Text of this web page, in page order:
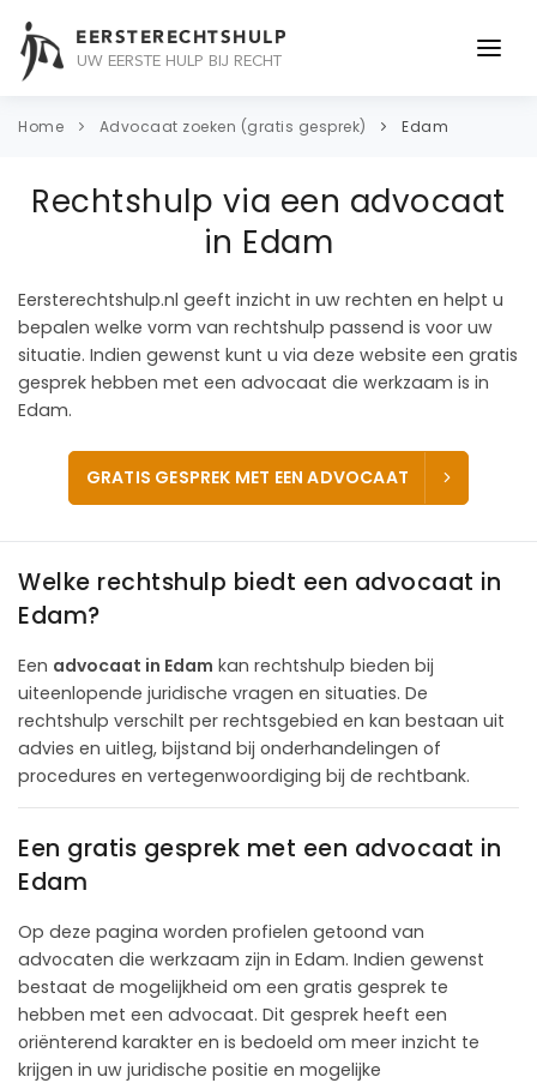
EERSTERECHTSHULP
UW EERSTE HULP BIJ RECHT
ONDERWERPEN
CONTACT
Home Advocaat zoeken (gratis gesprek) Edam
Rechtshulp via een advocaat
in Edam
Eersterechtshulp.nl geeft inzicht in uw rechten en helpt u
bepalen welke vorm van rechtshulp passend is voor uw
situatie. Indien gewenst kunt u via deze website een gratis
gesprek hebben met een advocaat die werkzaam is in
Edam.
GRATIS GESPREK MET EEN ADVOCAAT
Welke rechtshulp biedt een advocaat in
Edam?
Een advocaat in Edam kan rechtshulp bieden bij
uiteenlopende juridische vragen en situaties. De
rechtshulp verschilt per rechtsgebied en kan bestaan uit
advies en uitleg, bijstand bij onderhandelingen of
procedures en vertegenwoordiging bij de rechtbank.
Een gratis gesprek met een advocaat in
Edam
Op deze pagina worden profielen getoond van
advocaten die werkzaam zijn in Edam. Indien gewenst
bestaat de mogelijkheid om een gratis gesprek te
hebben met een advocaat. Dit gesprek heeft een
oriënterend karakter en is bedoeld om meer inzicht te
krijgen in uw juridische positie en mogelijke